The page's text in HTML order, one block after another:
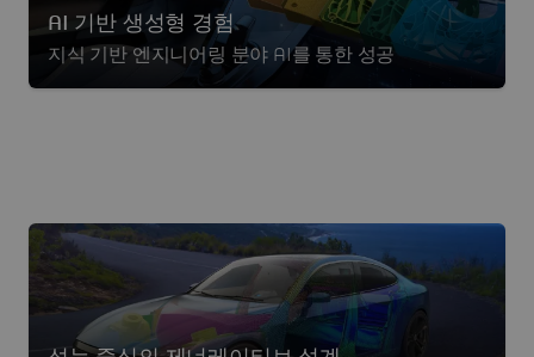
AI 기반 생성형 경험
지식 기반 엔지니어링 분야 AI를 통한 성공